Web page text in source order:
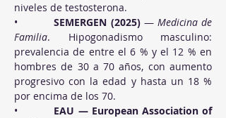
niveles de testosterona.
• SEMERGEN (2025) — Medicina de
Familia. Hipogonadismo masculino:
prevalencia de entre el 6 % y el 12 % en
hombres de 30 a 70 años, con aumento
progresivo con la edad y hasta un 18 %
por encima de los 70.
• EAU — European Association of